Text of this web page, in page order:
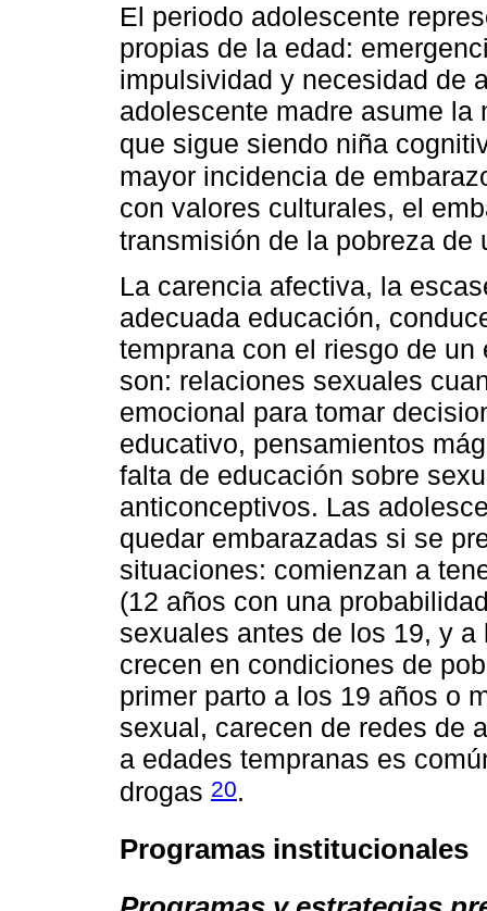
El periodo adolescente
propias de la edad:
impulsividad y necesidad de
adolescente madre asume la
que sigue siendo niña
mayor incidencia de
con valores culturales, el
transmisión de la pobreza
La carencia afectiva, la
adecuada educación,
temprana con el riesgo de
son: relaciones sexuales
emocional para tomar
educativo, pensamientos
falta de educación sobre
anticonceptivos. Las
quedar embarazadas si se
situaciones: comienzan a
(12 años con una
sexuales antes de los 19, y
crecen en condiciones de
primer parto a los 19 años o
sexual, carecen de redes de
a edades tempranas es
drogas 20.
Programas institucionales